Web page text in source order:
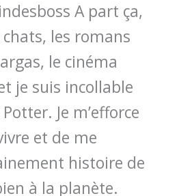
A part ça,
chats, les romans
le cinéma
je suis incollable
Je m’efforce
et de me
histoire de
à la planète.